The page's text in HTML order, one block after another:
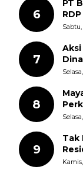
6
PT
7
Aksi
dan
8
9
Tak